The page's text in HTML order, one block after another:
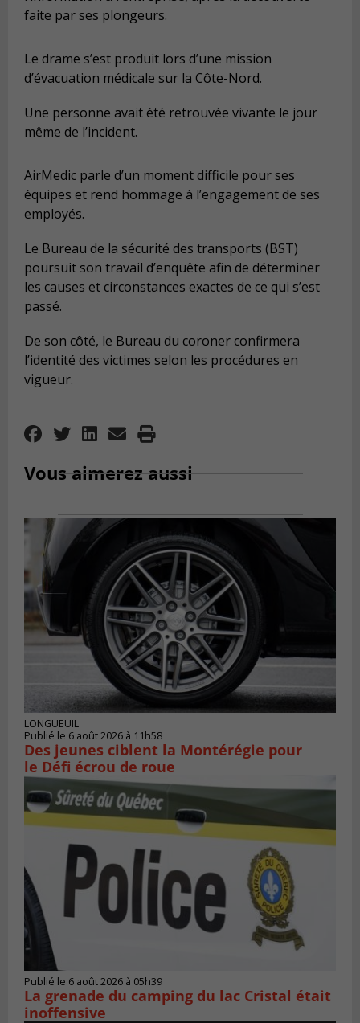
faite par ses plongeurs.
Le drame s’est produit lors d’une mission
d’évacuation médicale sur la Côte-Nord.
Une personne avait été retrouvée vivante le jour
même de l’incident.
AirMedic parle d’un moment difficile pour ses
équipes et rend hommage à l’engagement de ses
employés.
Le Bureau de la sécurité des transports (BST)
poursuit son travail d’enquête afin de déterminer
les causes et circonstances exactes de ce qui s’est
passé.
De son côté, le Bureau du coroner confirmera
l’identité des victimes selon les procédures en
vigueur.
Vous aimerez aussi
LONGUEUIL
Publié le 6 août 2026 à 11h58
Des jeunes ciblent la Montérégie pour
le Défi écrou de roue
Publié le 6 août 2026 à 05h39
La grenade du camping du lac Cristal était
inoffensive